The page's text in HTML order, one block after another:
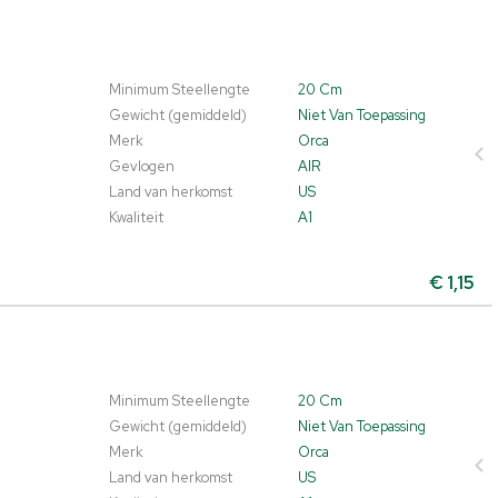
Minimum Steellengte
20 Cm
Gewicht (gemiddeld)
Niet Van Toepassing
Merk
Orca
Gevlogen
AIR
Land van herkomst
US
Kwaliteit
A1
€ 1,15
Minimum Steellengte
20 Cm
Gewicht (gemiddeld)
Niet Van Toepassing
Merk
Orca
Land van herkomst
US